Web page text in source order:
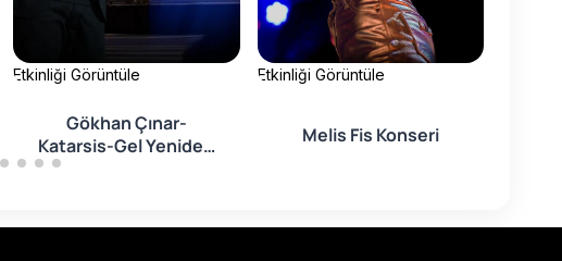
Etkinliği Görüntüle
Gökhan Çınar-
Katarsis-Gel Yeniden
Etkinliği Görüntüle
Melis Fis Konseri